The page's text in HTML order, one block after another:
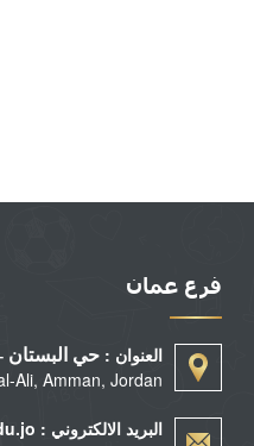
فرع عمان
العنوان : حي البستان
Ali, Amman, Jordan
البريد الالكتروني : info@omareyah.edu.jo